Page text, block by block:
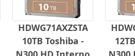
HDWG71AXZSTA
10TB Toshiba -